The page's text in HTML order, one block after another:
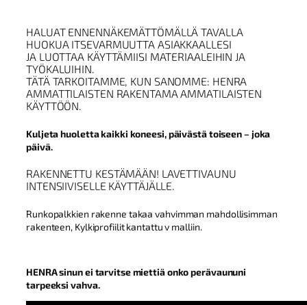
HALUAT ENNENNÄKEMÄTTÖMÄLLÄ TAVALLA
HUOKUA ITSEVARMUUTTA ASIAKKAALLESI
JA LUOTTAA KÄYTTÄMIISI MATERIAALEIHIN JA
TYÖKALUIHIN.
TÄTÄ TARKOITAMME, KUN SANOMME: HENRA
AMMATTILAISTEN RAKENTAMA AMMATILAISTEN
KÄYTTÖÖN.
Kuljeta huoletta kaikki koneesi, päivästä toiseen – joka
päivä.
RAKENNETTU KESTÄMÄÄN! LAVETTIVAUNU
INTENSIIVISELLE KÄYTTÄJÄLLE.
Runkopalkkien rakenne takaa vahvimman mahdollisimman
rakenteen, Kylkiprofiilit kantattu v malliin.
HENRA sinun ei tarvitse miettiä onko perävaununi
tarpeeksi vahva.